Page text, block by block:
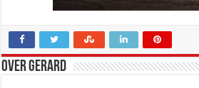
Over Gerard